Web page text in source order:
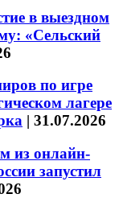
в выездном
«Сельский
по игре
лагере
| 31.07.2026
из онлайн-
запустил